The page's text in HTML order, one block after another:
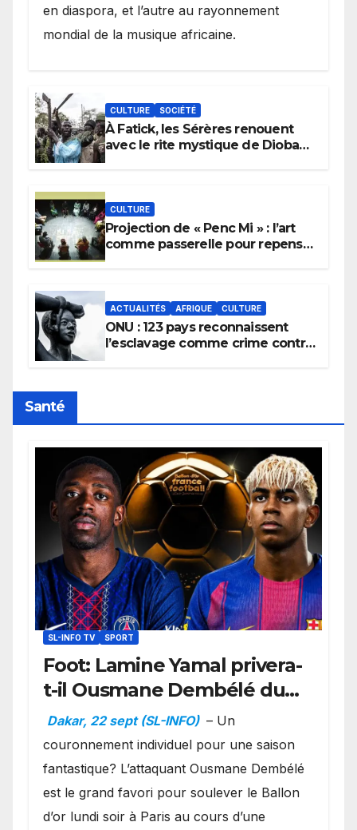
en diaspora, et l’autre au rayonnement
mondial de la musique africaine.
CULTURE SOCIÉTÉ
À Fatick, les Sérères renouent
avec le rite mystique de Diobaye
CULTURE
Projection de « Penc Mi » : l’art
comme passerelle pour repenser
ACTUALITÉS AFRIQUE CULTURE
ONU : 123 pays reconnaissent
l’esclavage comme crime contre
Santé
SL-INFO TV SPORT
Foot: Lamine Yamal privera-
t-il Ousmane Dembélé du
Ballon d’or ?
Dakar, 22 sept (SL-INFO) – Un
couronnement individuel pour une saison
fantastique? L’attaquant Ousmane Dembélé
est le grand favori pour soulever le Ballon
d’or lundi soir à Paris au cours d’une